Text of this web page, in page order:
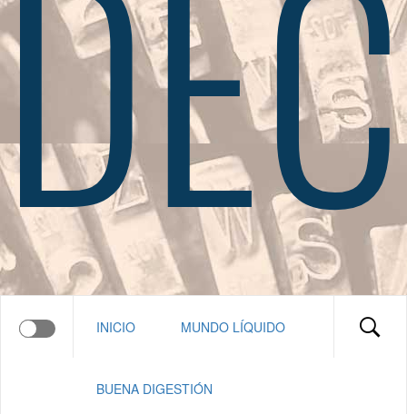
INICIO MUNDO LÍQUIDO
BUENA DIGESTIÓN